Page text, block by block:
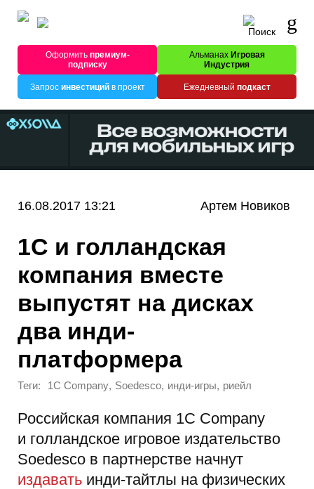
Оформитьпремиум-
подписку
Альманах Игровая
Индустрия
Запрос инвестицийв проект Ежедневный подкаст
16.08.2017 13:21 Артем Новиков
1C и голландская
компания вместе
выпустят на дисках
два инди-
платформера
Теги: 1C Company, Soedesco, инди-игры, риейл
Российская компания 1C Company
и голландское игровое издательство
Soedesco в партнерстве начнут
издавать инди-тайтлы на физических